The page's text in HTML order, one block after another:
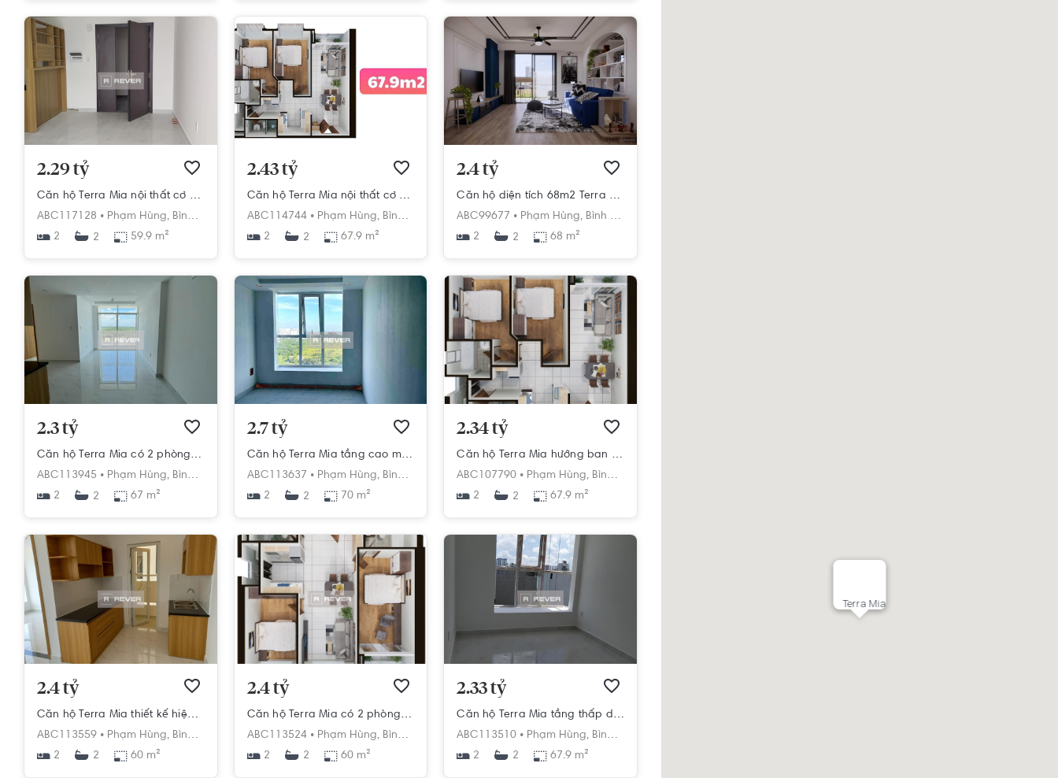
2.29 tỷ
Căn hộ Terra Mia nội thất cơ bản diện tích 59.9m²
ABC117128 • Phạm Hùng, Bình Hưng, Bình Chánh, Hồ Chí Minh
2
2 59.9 m²
2.43 tỷ
Căn hộ Terra Mia nội thất cơ bản diện tích 67.9m²
ABC114744 • Phạm Hùng, Bình Hưng, Bình Chánh, Hồ Chí Minh
2
2 67.9 m²
2.4 tỷ
Căn hộ diện tích 68m2 Terra Mia, bàn giao nội thất cơ bản.
ABC99677 • Phạm Hùng, Bình Hưng,
2
2 68 m²
2.3 tỷ
Căn hộ Terra Mia có 2 phòng ngủ, nội thất cơ bản.
ABC113945 • Phạm Hùng, Bình Hưng, Bình Chánh, Hồ Chí Minh
2
2 67 m²
2.7 tỷ
Căn hộ Terra Mia tầng cao mát mẻ, nội thất cơ bản.
ABC113637 • Phạm Hùng, Bình Hưng, Bình Chánh, Hồ Chí Minh
2
2 70 m²
2.34 tỷ
Căn hộ Terra Mia hướng ban công đông nam nội thất cơ bản diện tích 67.9m²
ABC107790 • Phạm Hùng, Bình Hưng,
2
2 67.9 m²
2.4 tỷ
Căn hộ Terra Mia thiết kế hiện đại, ban công thoáng mát
ABC113559 • Phạm Hùng, Bình Hưng, Bình Chánh, Hồ Chí Minh
2
2 60 m²
2.4 tỷ
Căn hộ Terra Mia có 2 phòng ngủ, không có nội thất.
ABC113524 • Phạm Hùng, Bình Hưng, Bình Chánh,
Hồ Chí Minh
2
2 60 m²
2.33 tỷ
Căn hộ Terra Mia tầng thấp diện tích 67.9m2, không có nội thất.
ABC113510 • Phạm Hùng, Bình Hưng,
2
2 67.9 m²
Terra Mia